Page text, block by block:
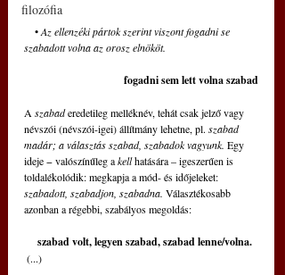
filozófia
    •
Az ellenzéki pártok szerint viszont fogadni se
szabadott volna az orosz elnököt.
fogadni sem lett volna szabad
A szabad eredetileg melléknév, tehát csak jelző vagy
névszói (névszói-igei) állítmány lehetne, pl. szabad
madár; a választás szabad, szabadok vagyunk. Egy
ideje − valószínűleg a kell hatására – igeszerűen is
toldalékolódik: megkapja a mód- és időjeleket:
szabadott, szabadjon, szabadna. Választékosabb
azonban a régebbi, szabályos megoldás:
     szabad volt, legyen szabad, szabad lenne/volna.
(...)